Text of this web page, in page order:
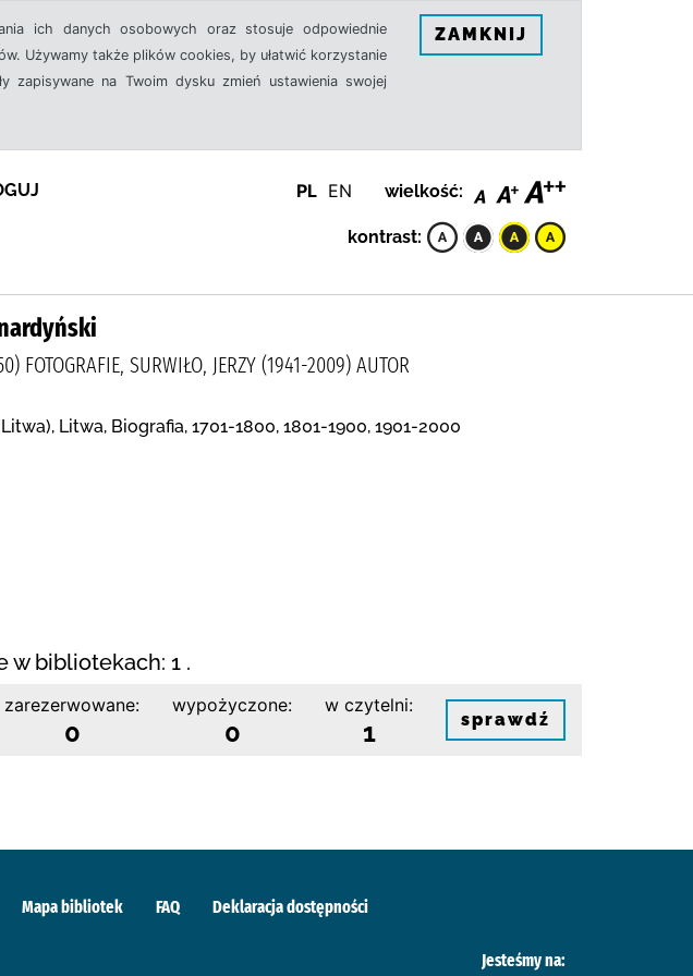
ich danych osobowych oraz stosuje odpowiednie
Używamy także plików cookies, by ułatwić korzystanie
na Twoim dysku zmień ustawienia swojej
ZAMKNIJ
PL EN wielkość:
kontrast:
FOTOGRAFIE, SURWIŁO, JERZY (1941-2009) AUTOR
Litwa, Biografia, 1701-1800, 1801-1900, 1901-2000
w bibliotekach: 1 .
zarezerwowane:
0
wypożyczone:
0
w czytelni:
1 sprawdź
Mapa bibliotek FAQ Deklaracja dostępności
Jesteśmy na: